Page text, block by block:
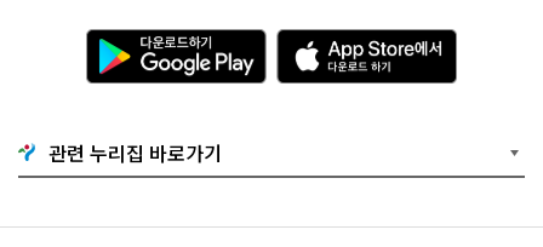
다
운
로
기
G
o
g
A
p
p
e
서
관련 누리집 바로가기